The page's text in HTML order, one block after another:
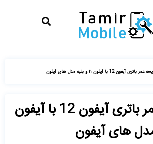
باتری آیفون 12 با آیفون ۱۱ و بقیه مدل های آیفون‌
مقایسه عمر باتری آیفون 12 با آیفون